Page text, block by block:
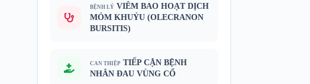
BỆNH LÝ VIÊM BAO HOẠT DỊCH
MỎM KHUỶU (OLECRANON
BURSITIS)
CAN THIỆP TIẾP CẬN BỆNH
NHÂN ĐAU VÙNG CỔ